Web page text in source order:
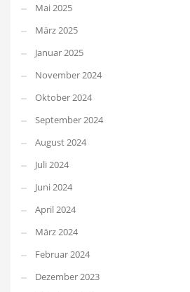
Mai 2025
März 2025
Januar 2025
November 2024
Oktober 2024
September 2024
August 2024
Juli 2024
Juni 2024
April 2024
März 2024
Februar 2024
Dezember 2023